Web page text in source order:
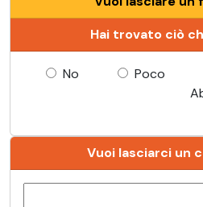
Hai trovato ciò
No
Poco
Vuoi lasciarci un